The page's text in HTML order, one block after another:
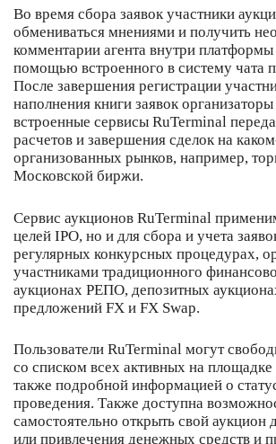
Во время сбора заявок участники
обмениваться мнениями и получить
комментарии агента внутри
помощью встроенного в систему чата
После завершения регистрации
наполнения книги заявок
встроенные сервисы RuTerminal
расчетов и завершения сделок на
организованных рынков, например,
Московской биржи.
Сервис аукционов RuTerminal
целей IPO, но и для сбора и учета
регулярных конкурсных процедурах,
участниками традиционного
аукционах РЕПО, депозитных
предложений FX и FX Swap.
Пользователи RuTerminal могут
со списком всех активных на площадке
также подробной информацией о
проведения. Также доступна
самостоятельно открыть свой аукцион
или привлечения денежных средств и